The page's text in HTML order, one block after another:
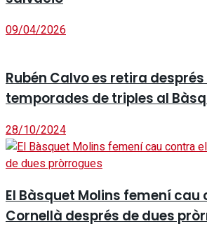
09/04/2026
Rubén Calvo es retira després
temporades de triples al
28/10/2024
El Bàsquet Molins femení cau
Cornellà després de dues